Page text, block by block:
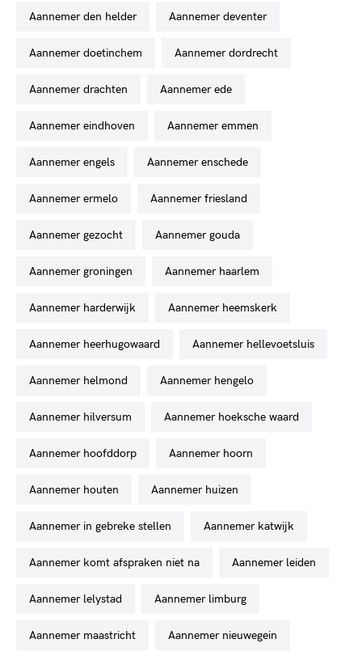
aannemer den helder aannemer deventer
aannemer doetinchem aannemer dordrecht
aannemer drachten aannemer ede
aannemer eindhoven aannemer emmen
aannemer engels aannemer enschede
aannemer ermelo aannemer friesland
aannemer gezocht aannemer gouda
aannemer groningen aannemer haarlem
aannemer harderwijk aannemer heemskerk
aannemer heerhugowaard aannemer hellevoetsluis
aannemer helmond aannemer hengelo
aannemer hilversum aannemer hoeksche waard
aannemer hoofddorp aannemer hoorn
aannemer houten aannemer huizen
aannemer in gebreke stellen aannemer katwijk
aannemer komt afspraken niet na aannemer leiden
aannemer lelystad aannemer limburg
aannemer maastricht aannemer nieuwegein